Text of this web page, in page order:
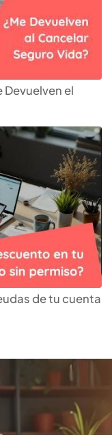
Devuelven el
de tu cuenta
te